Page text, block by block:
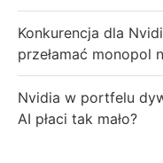
Konkurencja dla
przełamać monopol
Nvidia w portfelu
AI płaci tak mało?